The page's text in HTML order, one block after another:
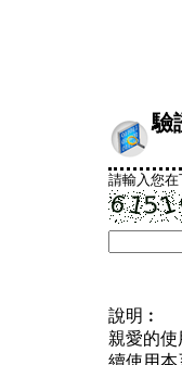
驗
請輸入您
說明︰
親愛的
續使用本